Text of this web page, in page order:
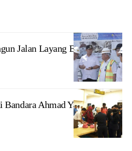
Jalan Layang Bandara
Bandara Ahmad Yani Jalani